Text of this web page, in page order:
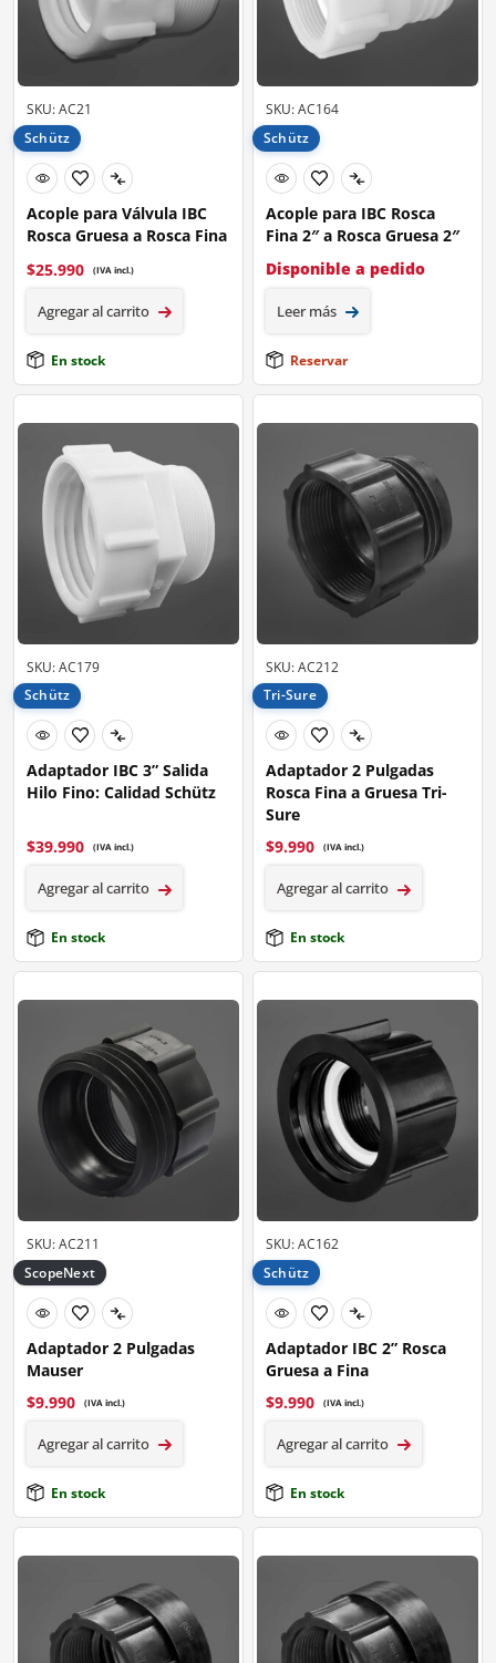
SKU: AC21
Schütz
Acople para Válvula IBC
Rosca Gruesa a Rosca Fina
$25.990 (IVA incl.)
Agregar al carrito
En stock
SKU: AC164
Schütz
Acople para IBC Rosca
Fina 2″ a Rosca Gruesa 2″
Disponible a pedido
Leer más
Reservar
SKU: AC179
Schütz
Adaptador IBC 3” Salida
Hilo Fino: Calidad Schütz
$39.990 (IVA incl.)
Agregar al carrito
En stock
SKU: AC212
Tri-Sure
Adaptador 2 Pulgadas
Rosca Fina a Gruesa Tri-
Sure
$9.990 (IVA incl.)
Agregar al carrito
En stock
SKU: AC211
ScopeNext
Adaptador 2 Pulgadas
Mauser
$9.990 (IVA incl.)
Agregar al carrito
En stock
SKU: AC162
Schütz
Adaptador IBC 2” Rosca
Gruesa a Fina
$9.990 (IVA incl.)
Agregar al carrito
En stock